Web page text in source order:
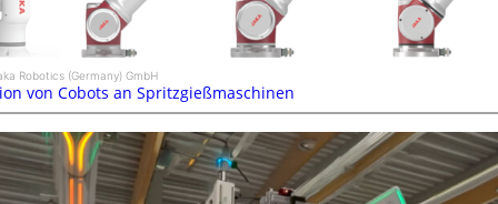
Robotics (Germany) GmbH
von Cobots an Spritzgießmaschinen